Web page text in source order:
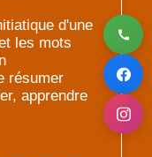
d'une
les mots
résumer
apprendre